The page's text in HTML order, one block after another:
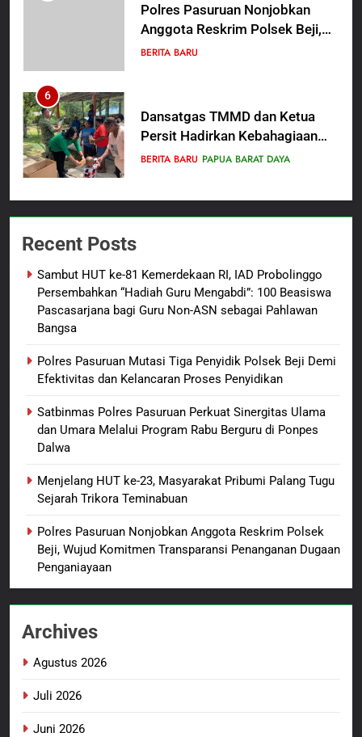
Polres Pasuruan Nonjobkan
Anggota Reskrim Polsek Beji,
Wujud Komitmen Transparansi
BERITA BARU
6
Dansatgas TMMD dan Ketua
Persit Hadirkan Kebahagiaan
bagi Mama-Mama dan Anak-
BERITA BARU PAPUA BARAT DAYA
7
dan Melanggar Aturan
BERITA BARU KABUPATEN SORONG
8
Tersangka Judol, Komitmen
Usut Tuntas dan Transparan
BERITA BARU
1
Sambut HUT ke-81
Probolinggo Persembahkan
“Hadiah Guru Mengabdi”: 100
Guru Non-ASN sebagai
Pahlawan Bangsa
BERITA BARU
Polres Pasuruan Mutasi Tiga
Proses Penyidikan
BERITA BARU
3
Recent Posts
Sambut HUT ke-81 Kemerdekaan RI, IAD Probolinggo
Persembahkan “Hadiah Guru Mengabdi”: 100 Beasiswa
Pascasarjana bagi Guru Non-ASN sebagai Pahlawan
Bangsa
Polres Pasuruan Mutasi Tiga Penyidik Polsek Beji Demi
Efektivitas dan Kelancaran Proses Penyidikan
Satbinmas Polres Pasuruan Perkuat Sinergitas Ulama
dan Umara Melalui Program Rabu Berguru di Ponpes
Dalwa
Menjelang HUT ke-23, Masyarakat Pribumi Palang Tugu
Sejarah Trikora Teminabuan
Polres Pasuruan Nonjobkan Anggota Reskrim Polsek
Beji, Wujud Komitmen Transparansi Penanganan Dugaan
Penganiayaan
Archives
Agustus 2026
Juli 2026
Juni 2026